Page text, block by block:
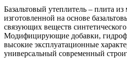
Базальтовый утеплитель – плита
изготовленной на основе
связующих веществ
Модифицирующие добавки,
высокие эксплуатационные
универсальный современный